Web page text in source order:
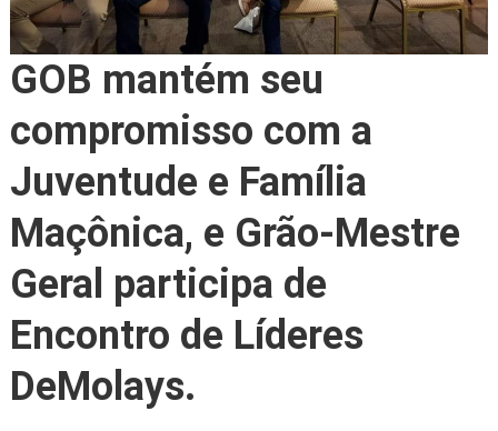
GOB mantém seu
compromisso com a
Juventude e Família
Maçônica, e Grão-Mestre
Geral participa de
Encontro de Líderes
DeMolays.